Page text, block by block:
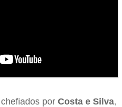
por Costa e Silva,